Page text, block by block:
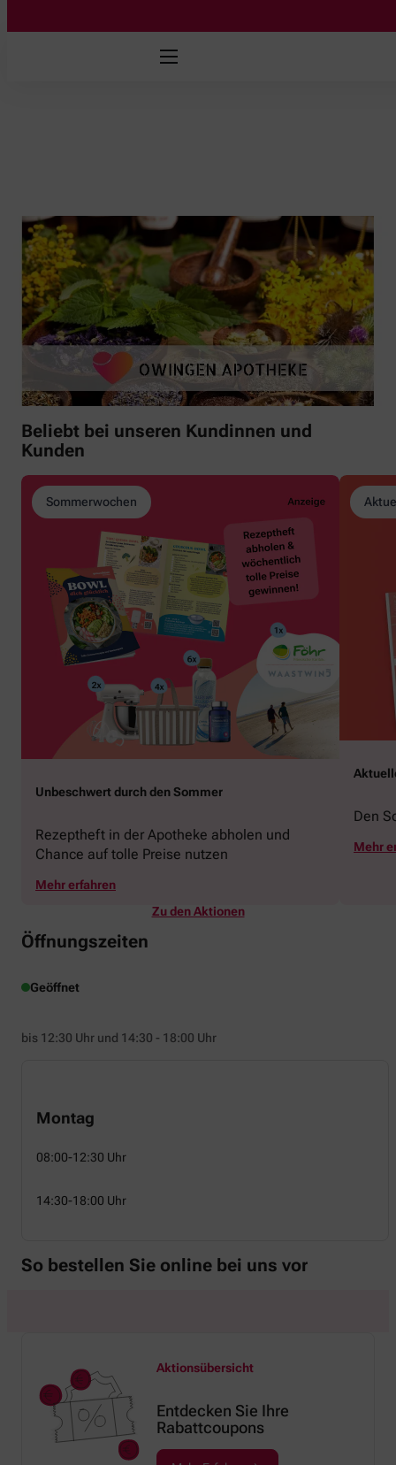
Beliebt bei unseren Kundinnen und
Kunden
Sommerwochen
Unbeschwert durch den Sommer
Rezeptheft in der Apotheke abholen und
Chance auf tolle Preise nutzen
Mehr erfahren
Den
Mehr
Zu den Aktionen
Öffnungszeiten
Geöffnet
bis 12:30 Uhr und 14:30 - 18:00 Uhr
Montag
08:00-12:30 Uhr
14:30-18:00 Uhr
So bestellen Sie online bei uns vor
Aktionsübersicht
Entdecken Sie Ihre
Rabattcoupons